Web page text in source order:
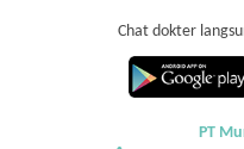
Chat dokter
PT